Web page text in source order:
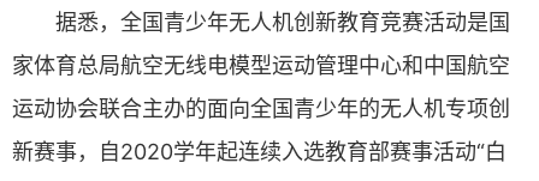
据悉，全国青少年无人机创新教育竞赛活动是国
家体育总局航空无线电模型运动管理中心和中国航空
运动协会联合主办的面向全国青少年的无人机专项创
新赛事，自2020学年起连续入选教育部赛事活动“白